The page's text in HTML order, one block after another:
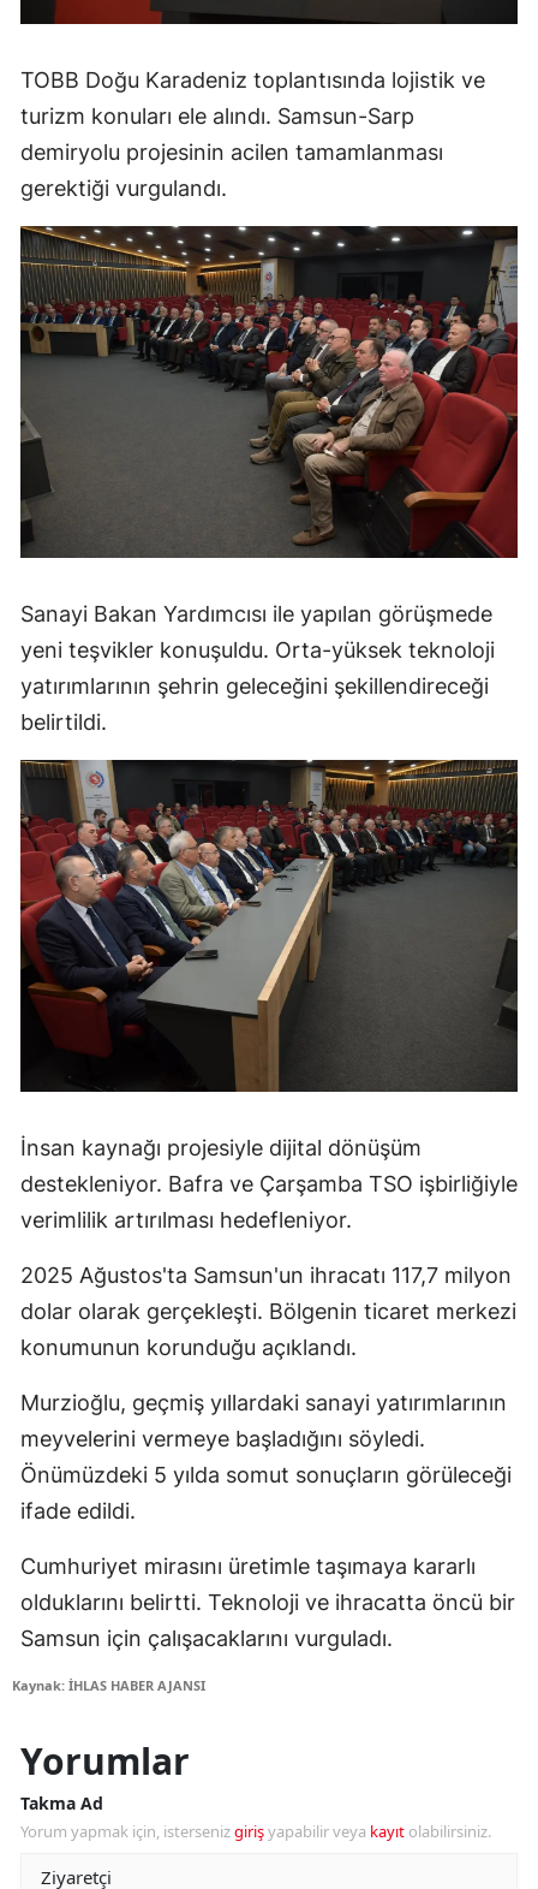
TOBB Doğu Karadeniz toplantısında lojistik ve
turizm konuları ele alındı. Samsun-Sarp
demiryolu projesinin acilen tamamlanması
gerektiği vurgulandı.
Sanayi Bakan Yardımcısı ile yapılan görüşmede
yeni teşvikler konuşuldu. Orta-yüksek teknoloji
yatırımlarının şehrin geleceğini şekillendireceği
belirtildi.
İnsan kaynağı projesiyle dijital dönüşüm
destekleniyor. Bafra ve Çarşamba TSO işbirliğiyle
verimlilik artırılması hedefleniyor.
2025 Ağustos'ta Samsun'un ihracatı 117,7 milyon
dolar olarak gerçekleşti. Bölgenin ticaret merkezi
konumunun korunduğu açıklandı.
Murzioğlu, geçmiş yıllardaki sanayi yatırımlarının
meyvelerini vermeye başladığını söyledi.
Önümüzdeki 5 yılda somut sonuçların görüleceği
ifade edildi.
Cumhuriyet mirasını üretimle taşımaya kararlı
olduklarını belirtti. Teknoloji ve ihracatta öncü bir
Samsun için çalışacaklarını vurguladı.
Kaynak: İHLAS HABER AJANSI
Yorumlar
Takma Ad
Yorum yapmak için, istersenizgirişyapabilir veya kayıt olabilirsiniz.